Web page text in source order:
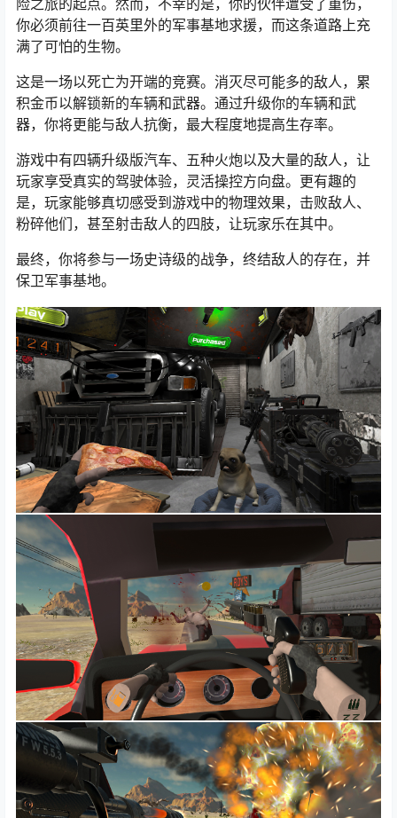
险之旅的起点。然而，不幸的是，你的伙伴遭受了重伤，
你必须前往一百英里外的军事基地求援，而这条道路上充
满了可怕的生物。
这是一场以死亡为开端的竞赛。消灭尽可能多的敌人，累
积金币以解锁新的车辆和武器。通过升级你的车辆和武
器，你将更能与敌人抗衡，最大程度地提高生存率。
游戏中有四辆升级版汽车、五种火炮以及大量的敌人，让
玩家享受真实的驾驶体验，灵活操控方向盘。更有趣的
是，玩家能够真切感受到游戏中的物理效果，击败敌人、
粉碎他们，甚至射击敌人的四肢，让玩家乐在其中。
最终，你将参与一场史诗级的战争，终结敌人的存在，并
保卫军事基地。